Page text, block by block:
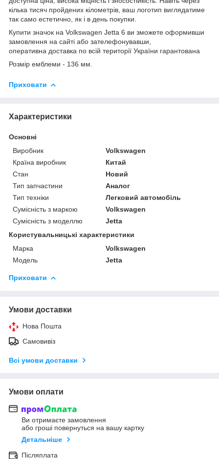
кілька тисяч пройдених кілометрів, ваш логотип виглядатиме
так само естетично, як і в день покупки.
Купити значок на Volkswagen Jetta 6 ви зможете оформивши
замовлення на сайті або зателефонувавши,
оперативна доставка по всій території України гарантована
Розмір емблеми - 136 мм.
Приховати
Характеристики
Основні
Виробник
Volkswagen
Країна виробник
Китай
Стан
Новий
Тип запчастини
Аналог
Тип техніки
Легковий автомобіль
Сумісність з маркою
Volkswagen
Сумісність з моделлю
Jetta
Користувальницькі характеристики
Марка
Volkswagen
Модель
Jetta
Приховати
Умови доставки
Нова Пошта
Самовивіз
Всі умови доставки
Умови оплати
Ви отримаєте замовлення
або гроші повернуться на вашу картку
Детальніше
Післяплата